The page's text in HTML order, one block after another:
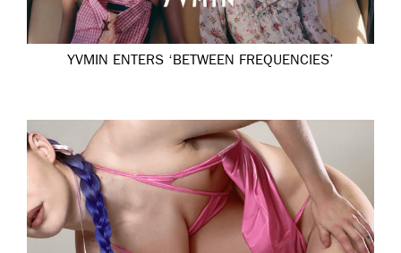
YVMIN ENTERS ‘BETWEEN FREQUENCIES’